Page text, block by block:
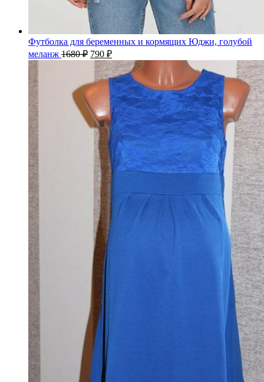
Футболка для беременных и кормящих Юджи, голубой
меланж 1680₽ 790 ₽